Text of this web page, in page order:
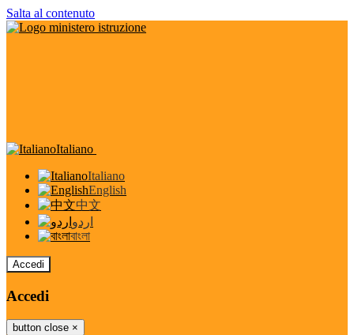
Salta al contenuto
Italiano
Italiano
English
中文
اردو
বাংলা
Accedi
Accedi
button close ×